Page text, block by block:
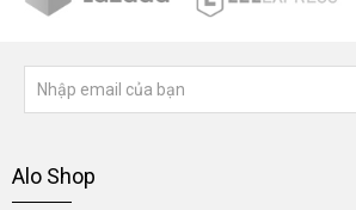
Alo Shop